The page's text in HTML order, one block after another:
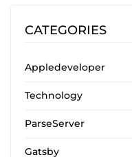
CATEGORIES
Appledeveloper
Technology
ParseServer
Gatsby